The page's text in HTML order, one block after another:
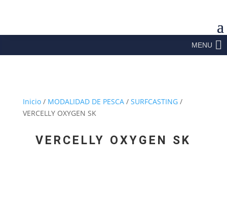
MENU
Inicio/ MODALIDAD DE PESCA/ SURFCASTING/
VERCELLY OXYGEN SK
VERCELLY OXYGEN SK